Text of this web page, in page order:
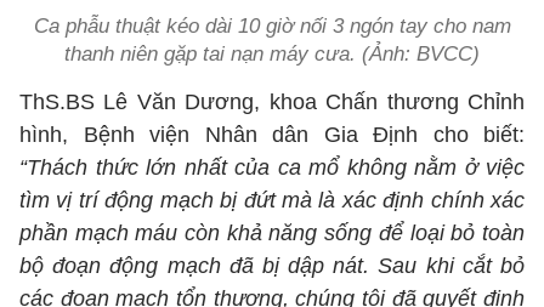
Ca phẫu thuật kéo dài 10 giờ nối 3 ngón tay cho nam
thanh niên gặp tai nạn máy cưa. (Ảnh: BVCC)
ThS.BS Lê Văn Dương, khoa Chấn thương Chỉnh
hình, Bệnh viện Nhân dân Gia Định cho biết:
“Thách thức lớn nhất của ca mổ không nằm ở việc
tìm vị trí động mạch bị đứt mà là xác định chính xác
phần mạch máu còn khả năng sống để loại bỏ toàn
bộ đoạn động mạch đã bị dập nát. Sau khi cắt bỏ
các đoạn mạch tổn thương, chúng tôi đã quyết định